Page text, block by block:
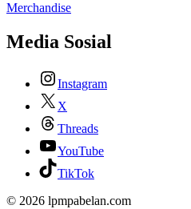
Merchandise
Media Sosial
Instagram
X
Threads
YouTube
TikTok
© 2026 lpmpabelan.com